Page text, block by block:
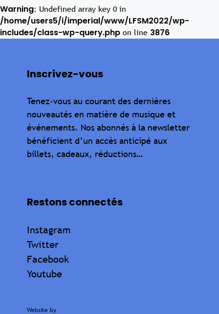
Warning: Undefined array key 0 in
/home/users5/i/imperial/www/LFSM2022/wp-
includes/class-wp-query.php on line 3876
Inscrivez-vous
Tenez-vous au courant des dernières
nouveautés en matière de musique et
événements. Nos abonnés à la newsletter
bénéficient d’un accès anticipé aux
billets, cadeaux, réductions…
Restons connectés
Instagram
Twitter
Facebook
Youtube
Website by